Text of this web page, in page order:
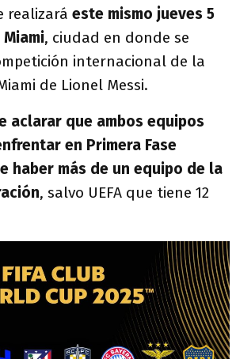
realizará este mismo jueves 5
, ciudad en donde se
internacional de la
de Lionel Messi.
aclarar que ambos equipos
en Primera Fase
haber más de un equipo de la
, salvo UEFA que tiene 12